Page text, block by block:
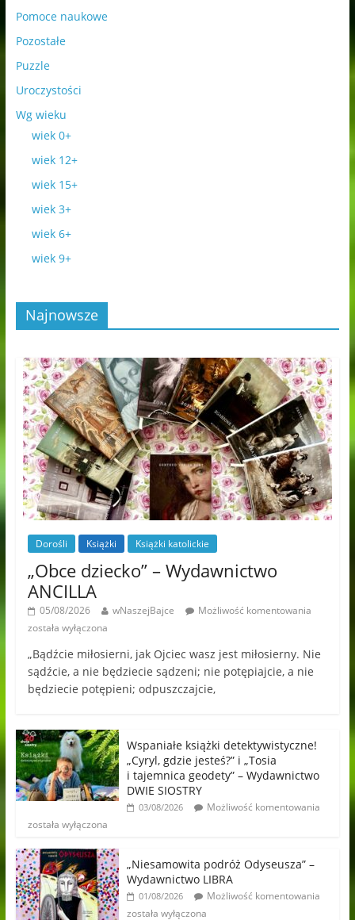
Pomoce naukowe
Pozostałe
Puzzle
Uroczystości
Wg wieku
wiek 0+
wiek 12+
wiek 15+
wiek 3+
wiek 6+
wiek 9+
Najnowsze
Dorośli Książki Książki katolickie
„Obce dziecko” – Wydawnictwo
ANCILLA
05/08/2026 wNaszejBajce
Możliwość komentowania
została wyłączona
„Bądźcie miłosierni, jak Ojciec wasz jest miłosierny. Nie
sądźcie, a nie będziecie sądzeni; nie potępiajcie, a nie
będziecie potępieni; odpuszczajcie,
Wspaniałe książki detektywistyczne!
„Cyryl, gdzie jesteś?” i „Tosia
i tajemnica geodety” – Wydawnictwo
DWIE SIOSTRY
03/08/2026
Możliwość komentowania
została wyłączona
„Niesamowita podróż Odyseusza” –
Wydawnictwo LIBRA
01/08/2026
Możliwość komentowania
została wyłączona